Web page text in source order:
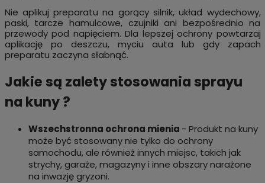
Nie aplikuj preparatu na gorący silnik, układ wydechowy,
paski, tarcze hamulcowe, czujniki ani bezpośrednio na
przewody pod napięciem. Dla lepszej ochrony powtarzaj
aplikację po deszczu, myciu auta lub gdy zapach
preparatu zaczyna słabnąć.
Jakie są zalety stosowania sprayu
na kuny ?
Wszechstronna ochrona mienia - Produkt na kuny
może być stosowany nie tylko do ochrony
samochodu, ale również innych miejsc, takich jak
strychy, garaże, magazyny i inne obszary narażone
na inwazję gryzoni.